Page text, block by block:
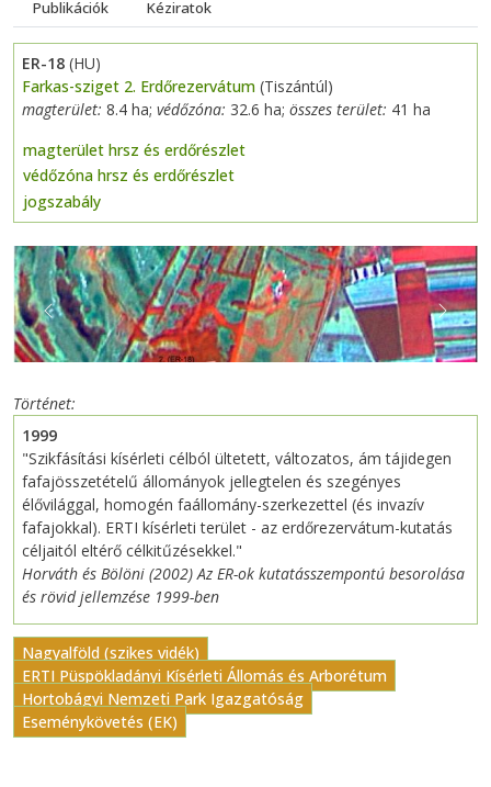
Publikációk
Kéziratok
ER-18 (HU)
Farkas-sziget 2. Erdőrezervátum (Tiszántúl)
magterület: 8.4 ha; védőzóna: 32.6 ha; összes terület: 41 ha
magterület hrsz és erdőrészlet
védőzóna hrsz és erdőrészlet
jogszabály
Previous Next
Történet
1999
"Szikfásítási kísérleti célból ültetett, változatos, ám tájidegen
fafajösszetételű állományok jellegtelen és szegényes
élővilággal, homogén faállomány-szerkezettel (és invazív
fafajokkal). ERTI kísérleti terület - az erdőrezervátum-kutatás
céljaitól eltérő célkitűzésekkel."
Horváth és Bölöni (2002) Az ER-ok kutatásszempontú besorolása
és rövid jellemzése 1999-ben
Nagyalföld (szikes vidék)
ERTI Püspökladányi Kísérleti Állomás és Arborétum
Hortobágyi Nemzeti Park Igazgatóság
Eseménykövetés (EK)